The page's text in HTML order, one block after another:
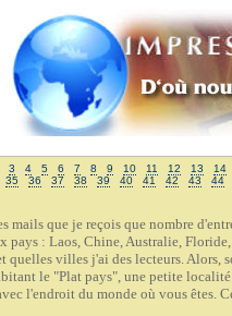
3 4 5 6 7 8 9 10 11 12 13
14
35 36 37 38 39 40 41 42 43 44
mails que je reçois que nombre
pays : Laos, Chine, Australie,
quelles villes j'ai des lecteurs. Alors,
le "Plat pays", une petite
l'endroit du monde où vous êtes.